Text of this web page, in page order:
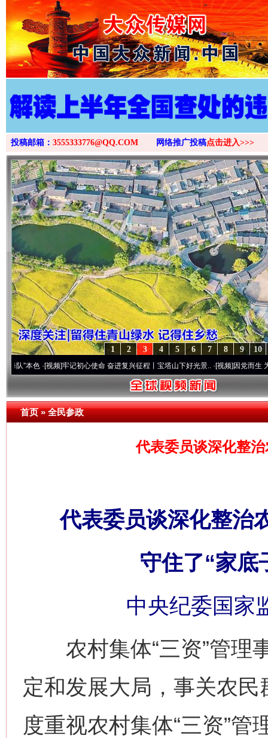
>
投稿邮箱： 3555333776@QQ.COM 网络推广投稿点击进入>>>
10
9
8
7
6
5
4
3
2
1
·[视频]牢记初心使命 奋进复兴征程丨宝塔山下好光景..·[视频]因党而生 为党而战
首页»全民参政
代表委员谈深化整
代表委员谈深化整治
守住了“家底
中央纪委国家
农村集体“三资”管理
定和发展大局，事关农
度重视农村集体“三资”